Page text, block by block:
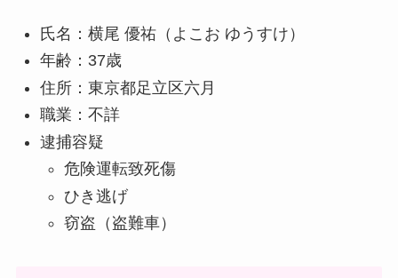
氏名：横尾 優祐（よこお ゆうすけ）
年齢：37歳
住所：東京都足立区六月
職業：不詳
逮捕容疑
危険運転致死傷
ひき逃げ
窃盗（盗難車）